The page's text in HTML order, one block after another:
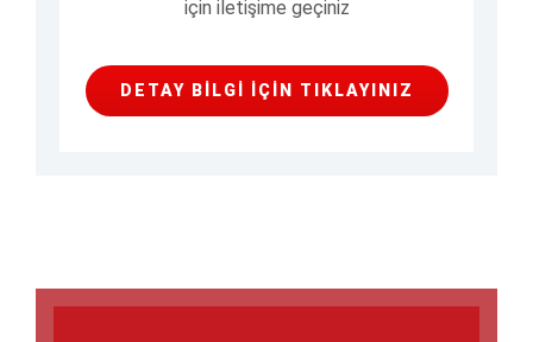
için iletişime geçiniz
DETAY BILGI İÇIN TIKLAYINIZ